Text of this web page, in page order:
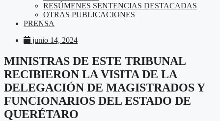
RESÚMENES SENTENCIAS DESTACADAS
OTRAS PUBLICACIONES
PRENSA
junio 14, 2024
MINISTRAS DE ESTE TRIBUNAL
RECIBIERON LA VISITA DE LA
DELEGACIÓN DE MAGISTRADOS Y
FUNCIONARIOS DEL ESTADO DE
QUERÉTARO